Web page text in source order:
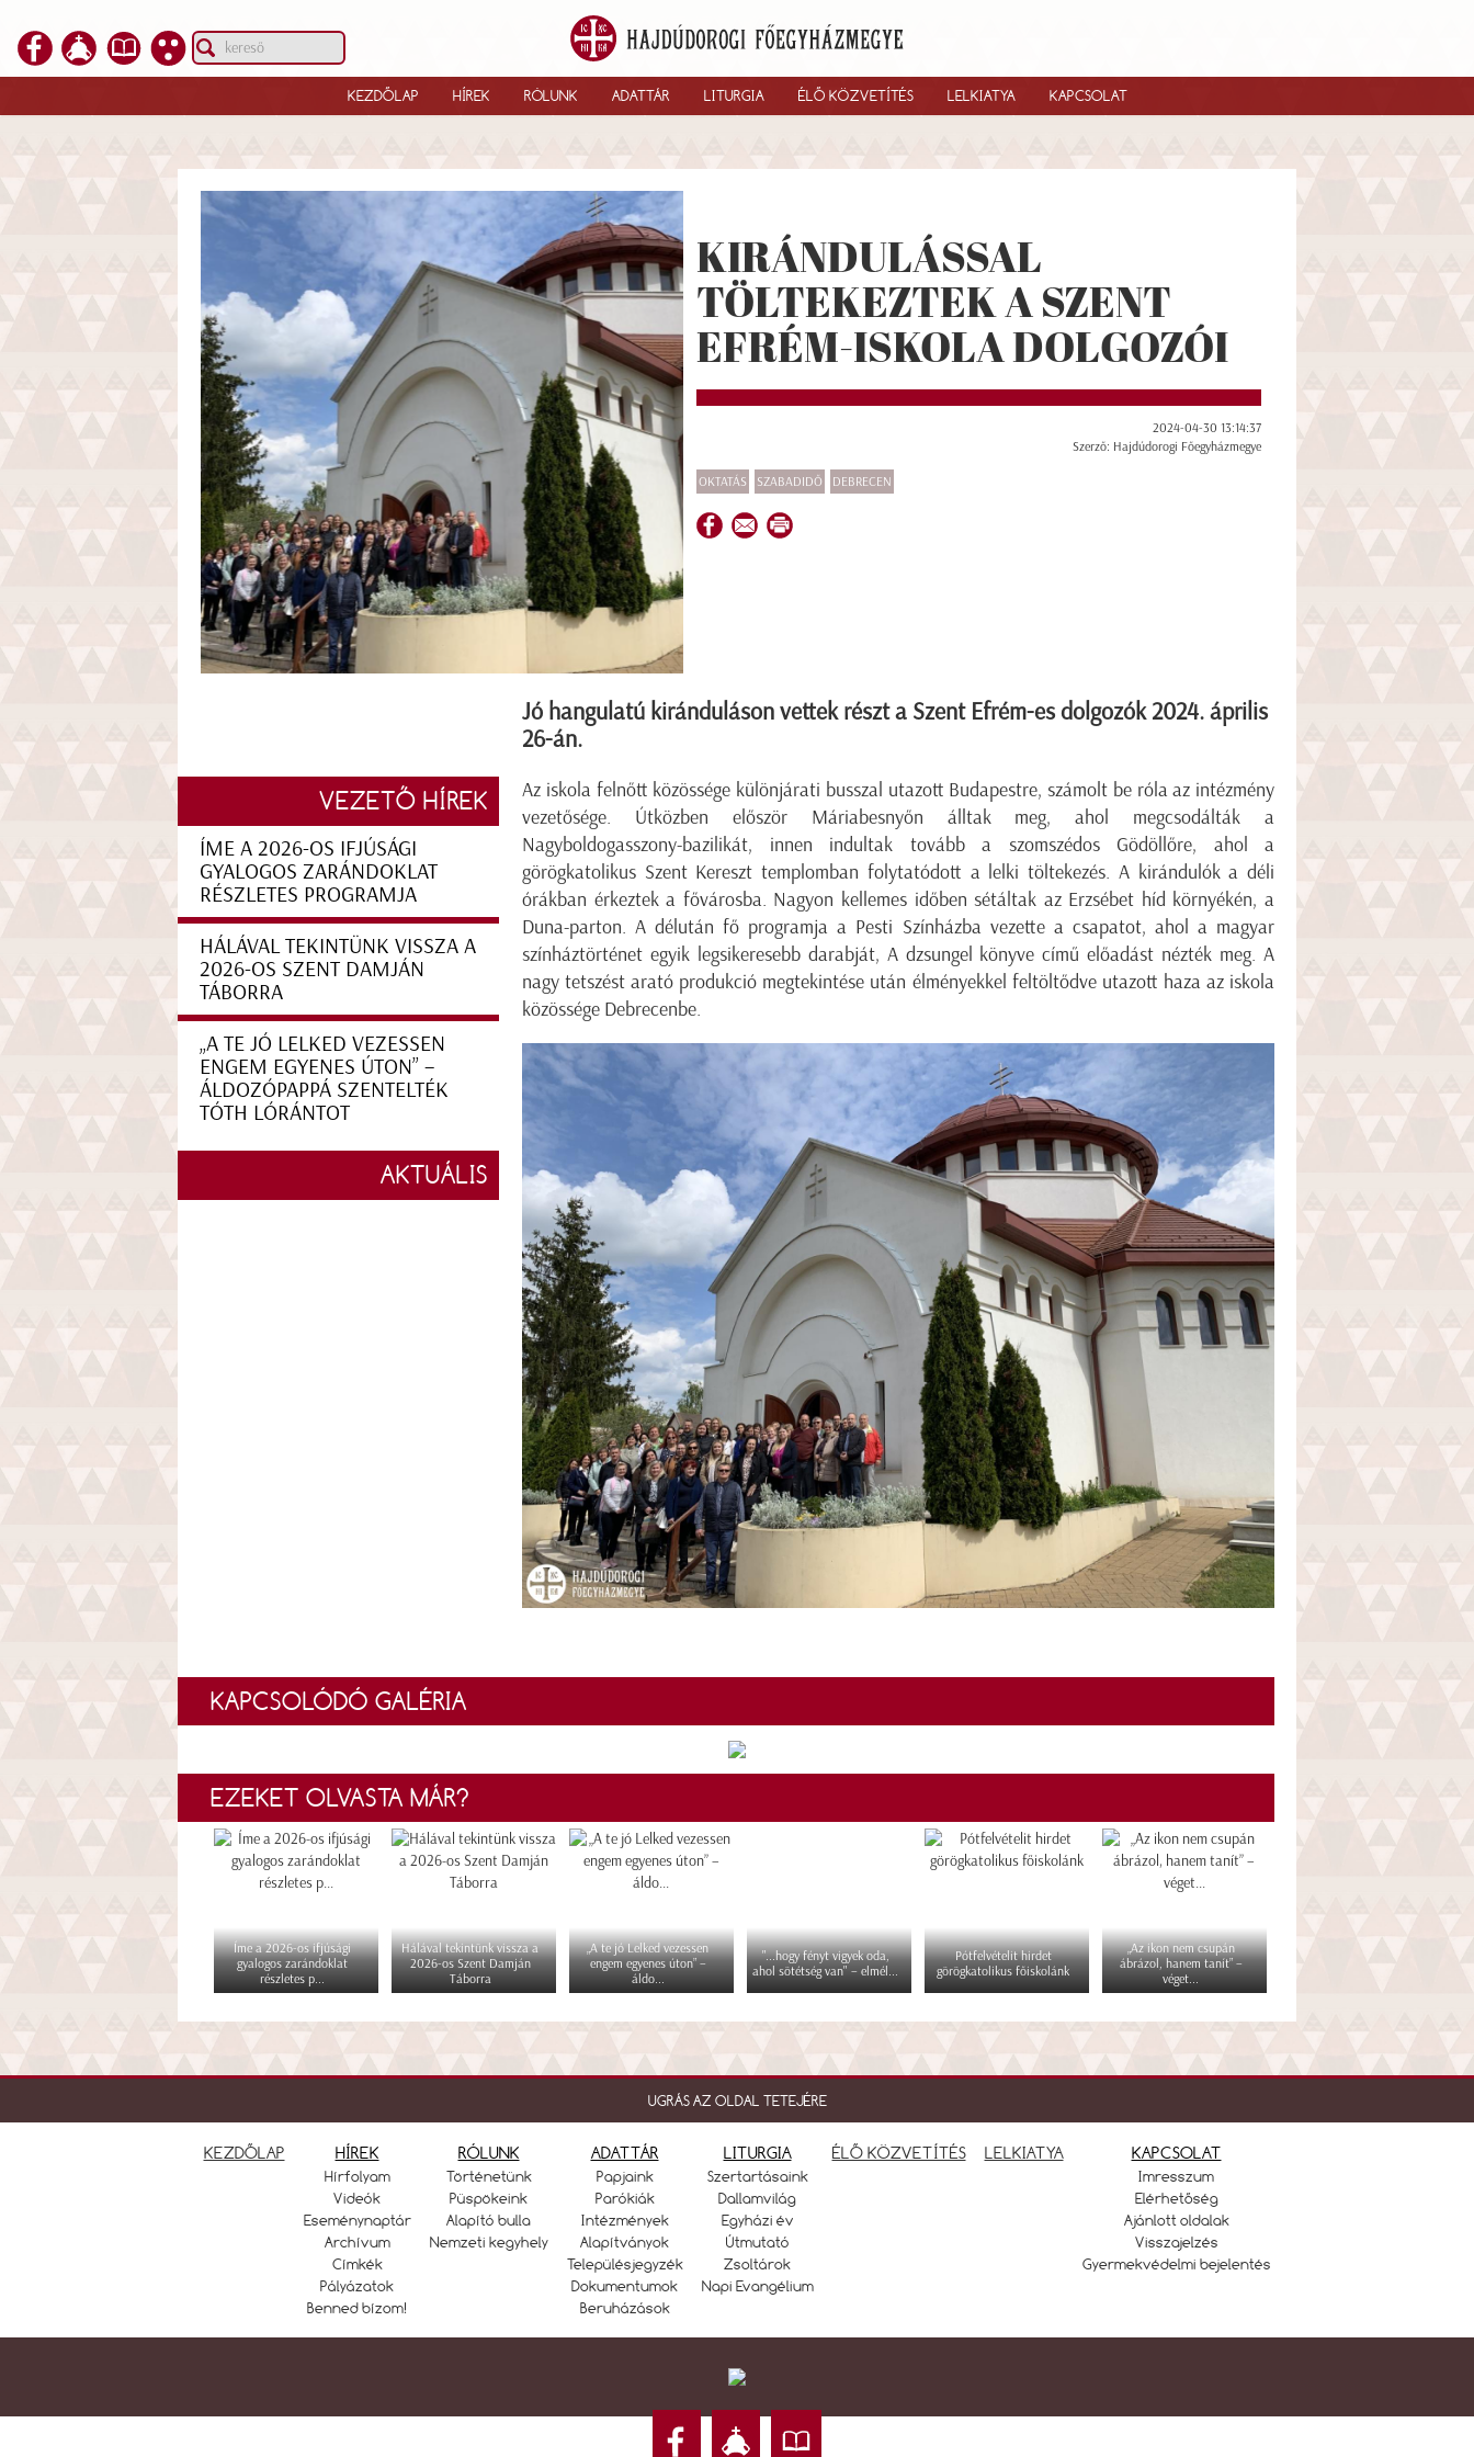
KEZDŐLAP HÍREK RÓLUNK ADATTÁR LITURGIA ÉLŐ KÖZVETÍTÉS LELKIATYA KAPCSOLAT
KIRÁNDULÁSSAL
TÖLTEKEZTEK A SZENT
EFRÉM-ISKOLA DOLGOZÓI
2024-04-30 13:14:37
Szerző: Hajdúdorogi Főegyházmegye
OKTATÁS SZABADIDŐ DEBRECEN
Jó hangulatú kiránduláson vettek részt a Szent Efrém-es dolgozók 2024. április
26-án.
Az iskola felnőtt közössége különjárati busszal utazott Budapestre, számolt be róla az intézmény
vezetősége. Útközben először Máriabesnyőn álltak meg, ahol megcsodálták a
Nagyboldogasszony-bazilikát, innen indultak tovább a szomszédos Gödöllőre, ahol a
görögkatolikus Szent Kereszt templomban folytatódott a lelki töltekezés. A kirándulók a déli
órákban érkeztek a fővárosba. Nagyon kellemes időben sétáltak az Erzsébet híd környékén, a
Duna-parton. A délután fő programja a Pesti Színházba vezette a csapatot, ahol a magyar
színháztörténet egyik legsikeresebb darabját, A dzsungel könyve című előadást nézték meg. A
nagy tetszést arató produkció megtekintése után élményekkel feltöltődve utazott haza az iskola
közössége Debrecenbe.
VEZETŐ HÍREK
ÍME A 2026-OS IFJÚSÁGI
GYALOGOS ZARÁNDOKLAT
RÉSZLETES PROGRAMJA
HÁLÁVAL TEKINTÜNK VISSZA A
2026-OS SZENT DAMJÁN
TÁBORRA
„A TE JÓ LELKED VEZESSEN
ENGEM EGYENES ÚTON” –
ÁLDOZÓPAPPÁ SZENTELTÉK
TÓTH LÓRÁNTOT
AKTUÁLIS
KAPCSOLÓDÓ GALÉRIA
EZEKET OLVASTA MÁR?
Íme a 2026-os ifjúsági
gyalogos zarándoklat
részletes p...
Hálával tekintünk vissza a
2026-os Szent Damján
Táborra
„A te jó Lelked vezessen
engem egyenes úton” –
áldo...
"...hogy fényt vigyek oda,
ahol sötétség van" – elmél...
Pótfelvételit hirdet
görögkatolikus főiskolánk
„Az ikon nem csupán
ábrázol, hanem tanít” –
véget...
UGRÁS AZ OLDAL TETEJÉRE
KEZDŐLAP HÍREK
Hírfolyam
Videók
Eseménynaptár
Archívum
Címkék
Pályázatok
Benned bízom!
RÓLUNK
Történetünk
Püspökeink
Alapító bulla
Nemzeti kegyhely
ADATTÁR
Papjaink
Parókiák
Intézmények
Alapítványok
Településjegyzék
Dokumentumok
Beruházások
LITURGIA
Szertartásaink
Dallamvilág
Egyházi év
Útmutató
Zsoltárok
Napi Evangélium
ÉLŐ KÖZVETÍTÉS LELKIATYA KAPCSOLAT
Imresszum
Elérhetőség
Ajánlott oldalak
Visszajelzés
Gyermekvédelmi bejelentés